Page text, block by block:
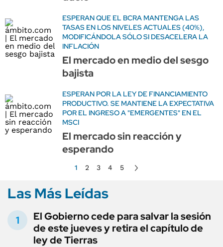
ESPERAN QUE EL BCRA MANTENGA LAS
TASAS EN LOS NIVELES ACTUALES (40%),
MODIFICÁNDOLA SÓLO SI DESACELERA LA
INFLACIÓN
El mercado en medio del sesgo
bajista
ESPERAN POR LA LEY DE FINANCIAMIENTO
PRODUCTIVO. SE MANTIENE LA EXPECTATIVA
POR EL INGRESO A "EMERGENTES" EN EL
MSCI
El mercado sin reacción y
esperando
1 2 3 4 5
Las Más Leídas
El Gobierno cede para salvar la sesión
de este jueves y retira el capítulo de
ley de Tierras